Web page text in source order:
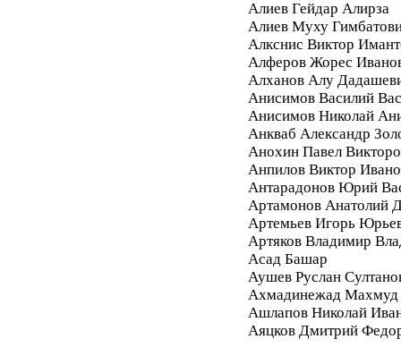
Алиев Гейдар Алирза
Алиев Муху
Алкснис Виктор
Алферов Жорес
Алханов Алу
Анисимов Василий
Анисимов Николай
Анкваб Александр
Анохин Павел
Анпилов Виктор
Антарадонов Юрий
Артамонов Анатолий
Артемьев Игорь
Артяков Владимир
Асад Башар
Аушев Руслан
Ахмадинежад Махмуд
Ашлапов Николай
Аяцков Дмитрий